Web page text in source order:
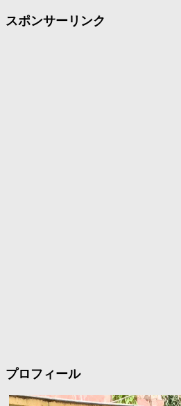
スポンサーリンク
プロフィール